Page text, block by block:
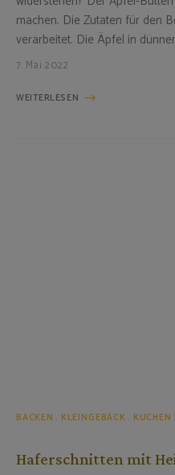
machen. Die Zutaten für den
verarbeitet. Die Äpfel in
7. Mai 2022
WEITERLESEN
BACKEN KLEINGEBÄCK KUCHEN
Haferschnitten mit